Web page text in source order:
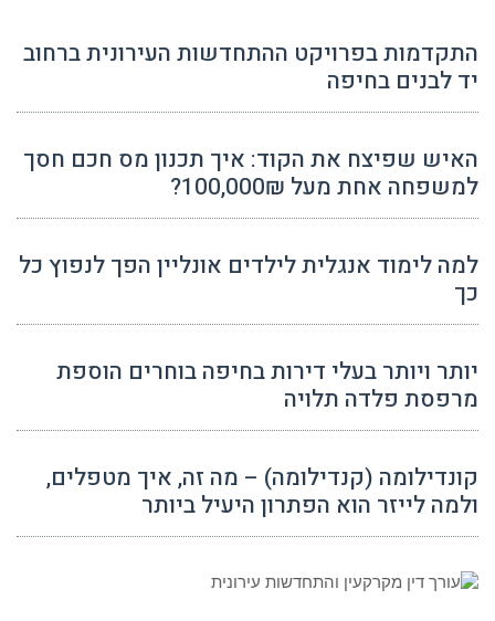
התקדמות בפרויקט ההתחדשות העירונית ברחוב
יד לבנים בחיפה
האיש שפיצח את הקוד: איך תכנון מס חכם חסך
למשפחה אחת מעל 100,000₪?
למה לימוד אנגלית לילדים אונליין הפך לנפוץ כל
כך
יותר ויותר בעלי דירות בחיפה בוחרים הוספת
מרפסת פלדה תלויה
קונדילומה (קנדילומה) – מה זה, איך מטפלים,
ולמה לייזר הוא הפתרון היעיל ביותר